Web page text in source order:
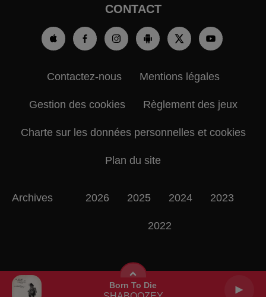
Born To Die
CONTACT
Contactez-nous Mentions légales
Gestion des cookies Règlement des jeux
Charte sur les données personnelles et cookies
Plan du site
Archives 2026 2025 2024 2023
2022